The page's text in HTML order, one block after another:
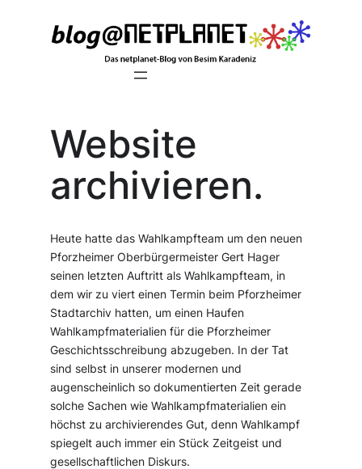
Website
archivieren.
Heute hatte das Wahlkampfteam um den neuen
Pforzheimer Oberbürgermeister Gert Hager
seinen letzten Auftritt als Wahlkampfteam, in
dem wir zu viert einen Termin beim Pforzheimer
Stadtarchiv hatten, um einen Haufen
Wahlkampfmaterialien für die Pforzheimer
Geschichtsschreibung abzugeben. In der Tat
sind selbst in unserer modernen und
augenscheinlich so dokumentierten Zeit gerade
solche Sachen wie Wahlkampfmaterialien ein
höchst zu archivierendes Gut, denn Wahlkampf
spiegelt auch immer ein Stück Zeitgeist und
gesellschaftlichen Diskurs.